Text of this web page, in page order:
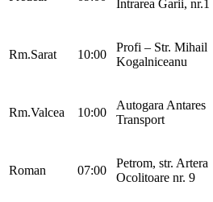
Intrarea Garii, nr.1
Rm.Sarat 10:00
Profi – Str. Mihail
Kogalniceanu
Rm.Valcea 10:00
Autogara Antares
Transport
Roman 07:00
Petrom, str. Artera
Ocolitoare nr. 9